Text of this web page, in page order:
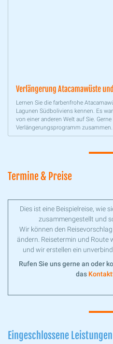
Verlängerung Atacamawüste
Lernen Sie die farbenfrohe
Lagunen Südboliviens kennen. Es
von einer anderen Welt auf Sie.
Verlängerungsprogramm zusammen.
Termine & Preise
Dies ist eine Beispielreise, wie
zusammengestellt und
Wir können den
ändern. Reisetermin und Route
und wir erstellen ein
Rufen Sie uns gerne an oder
das
Eingeschlossene Leistungen